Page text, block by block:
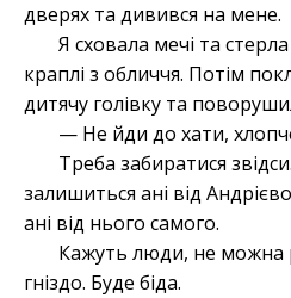
дверях та дивився на мене.
Я сховала мечі та
краплі з обличчя. Потім
дитячу голівку та
— Не йди до хати,
Треба забиратися
залишиться ані від
ані від нього самого.
Кажуть люди, не можна
гніздо. Буде біда.